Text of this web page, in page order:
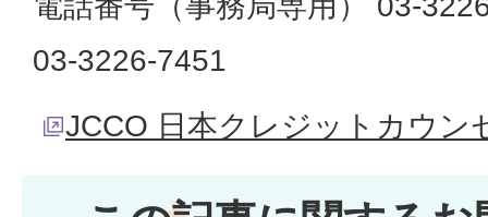
03-3226-7451
JCCO 日本クレジットカウン